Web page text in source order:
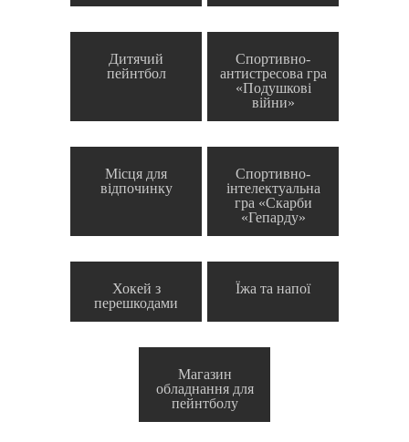
Дитячий
пейнтбол
Спортивно-
антистресова гра
«Подушкові
війни»
Місця для
відпочинку
Спортивно-
інтелектуальна
гра «Скарби
«Гепарду»
Хокей з
перешкодами
Їжа та напої
Магазин
обладнання для
пейнтболу